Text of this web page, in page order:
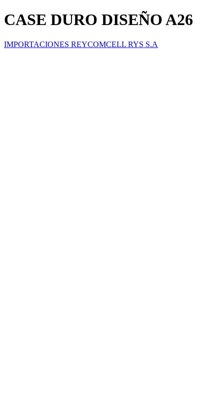
CASE DURO DISEÑO A26
IMPORTACIONES REYCOMCELL RYS S.A